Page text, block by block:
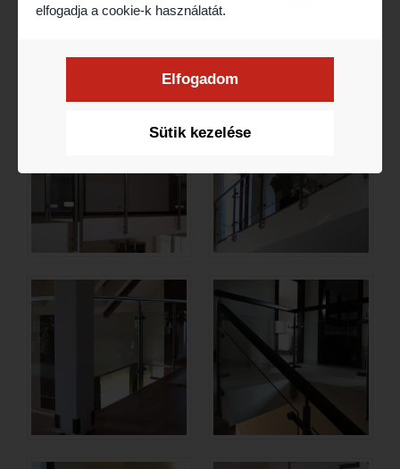
elfogadja a cookie-k használatát.
Sütik kezelése
Elfogadom